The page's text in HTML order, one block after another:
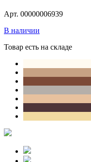
Арт. 00000006939
В наличии
Товар есть на складе